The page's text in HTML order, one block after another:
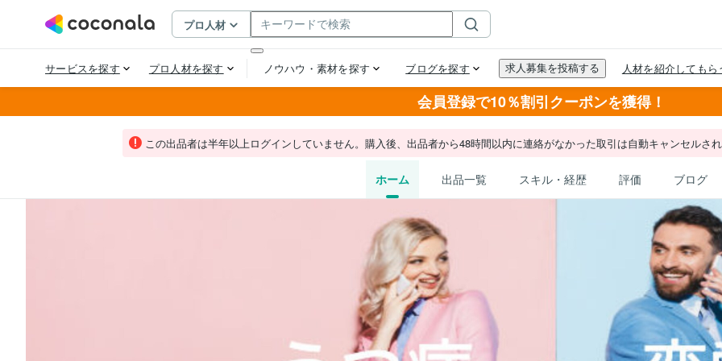
会員登録で10％割引クーポンを獲得！
この出品者は半年以上ログインしていません。購入後、出品者から48時間以内に連絡がなかった取引は自動キャンセルさ
ホーム 出品一覧 スキル・経歴 評価 ブログ